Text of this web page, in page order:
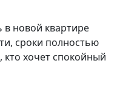
в новой квартире
сроки полностью
хочет спокойный